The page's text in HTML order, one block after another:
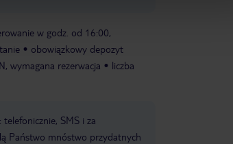
w godz. od 16:00,
obowiązkowy depozyt
wymagana rezerwacja
liczba
SMS i za
Państwo mnóstwo przydatnych